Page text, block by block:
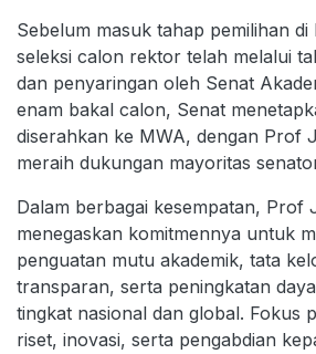
Sebelum masuk tahap pemilihan
seleksi calon rektor telah melalui
dan penyaringan oleh Senat
enam bakal calon, Senat
diserahkan ke MWA, dengan Prof
meraih dukungan mayoritas
Dalam berbagai kesempatan, Prof
menegaskan komitmennya untuk
penguatan mutu akademik, tata
transparan, serta peningkatan
tingkat nasional dan global. Fokus
riset, inovasi, serta pengabdian